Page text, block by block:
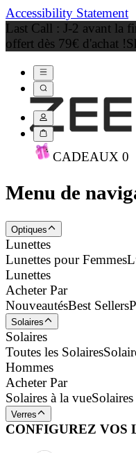
Accessibility Statement
Last Call : J-2 avant la
offert dès 79€ d'achat !
CADEAUX 0
Menu de
Optiques
Lunettes
Lunettes pour Femmes
Lunettes
Acheter Par
NouveautésBest Sellers
Solaires
Solaires
Toutes les Solaires
Hommes
Acheter Par
Solaires à la vue
Verres
CONFIGUREZ VOS